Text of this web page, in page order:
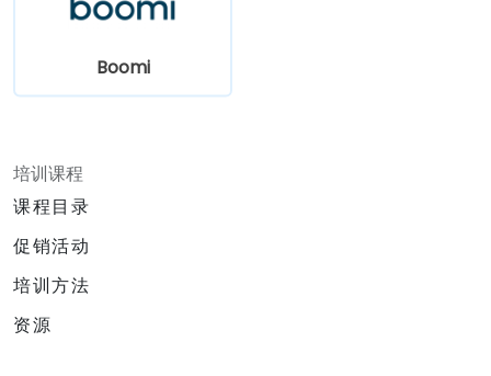
Boomi
培训课程
课程目录
促销活动
培训方法
资源